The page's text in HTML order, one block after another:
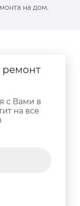
на дом.
ремонт
с Вами в
на все